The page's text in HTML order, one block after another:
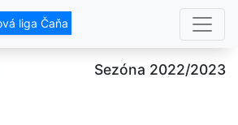
liga Čaňa
Sezóna 2022/2023